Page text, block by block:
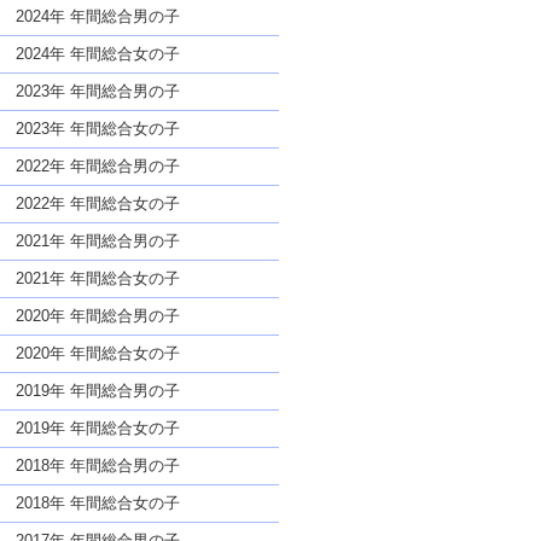
名前であっても奇抜すぎない
2024年 年間総合男の子
2024年 年間総合女の子
2023年 年間総合男の子
2023年 年間総合女の子
2022年 年間総合男の子
2022年 年間総合女の子
2021年 年間総合男の子
2021年 年間総合女の子
2020年 年間総合男の子
2020年 年間総合女の子
2019年 年間総合男の子
2019年 年間総合女の子
2018年 年間総合男の子
2018年 年間総合女の子